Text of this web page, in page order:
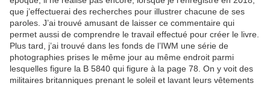
que j’effectuerai des recherches pour illustrer chacune de ses
paroles. J’ai trouvé amusant de laisser ce commentaire qui
permet aussi de comprendre le travail effectué pour créer le livre.
Plus tard, j’ai trouvé dans les fonds de l’IWM une série de
photographies prises le même jour au même endroit parmi
lesquelles figure la B 5840 qui figure à la page 78. On y voit des
militaires britanniques prenant le soleil et lavant leurs vêtements